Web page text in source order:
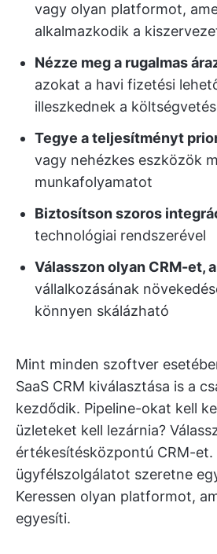
vagy olyan platformot,
alkalmazkodik a
Nézze meg a rugalmas
azokat a havi fizetési
illeszkednek a
Tegye a teljesítményt
vagy nehézkes eszközök
munkafolyamatot
Biztosítson szoros
technológiai rendszerével
Válasszon olyan CRM-et,
vállalkozásának
könnyen skálázható
Mint minden szoftver
SaaS CRM kiválasztása is a
kezdődik. Pipeline-okat kell
üzleteket kell lezárnia?
értékesítésközpontú CRM-
ügyfélszolgálatot szeretne
Keressen olyan platformot,
egyesíti.